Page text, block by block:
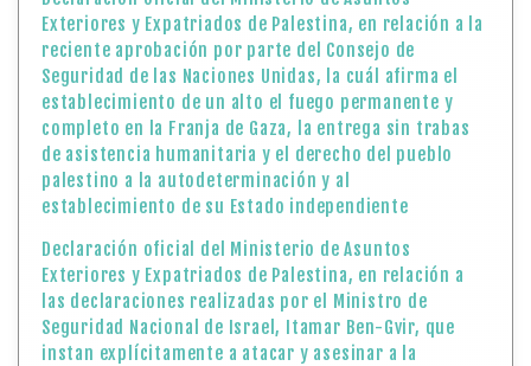
Exteriores y Expatriados de Palestina, en relación a la
reciente aprobación por parte del Consejo de
Seguridad de las Naciones Unidas, la cuál afirma el
establecimiento de un alto el fuego permanente y
completo en la Franja de Gaza, la entrega sin trabas
de asistencia humanitaria y el derecho del pueblo
palestino a la autodeterminación y al
establecimiento de su Estado independiente
Declaración oficial del Ministerio de Asuntos
Exteriores y Expatriados de Palestina, en relación a
las declaraciones realizadas por el Ministro de
Seguridad Nacional de Israel, Itamar Ben-Gvir, que
instan explícitamente a atacar y asesinar a la